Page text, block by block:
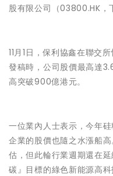
股有限公司（03800.HK，
11月1日，保利協鑫在聯交
發稿時，公司股價最高達
高突破900億港元。
一位業內人士表示，今年
企業的股價也隨之水漲船
估，但此輪行業週期還在
碳』目標的綠色新能源高